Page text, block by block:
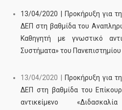
13/04/2020 | Προκήρυξη για
ΔΕΠ στη βαθμίδα του
Καθηγητή με γνωστικό
Συστήματα» του
13/04/2020 |
Προκήρυξη για
ΔΕΠ στη βαθμίδα του
αντικείμενο